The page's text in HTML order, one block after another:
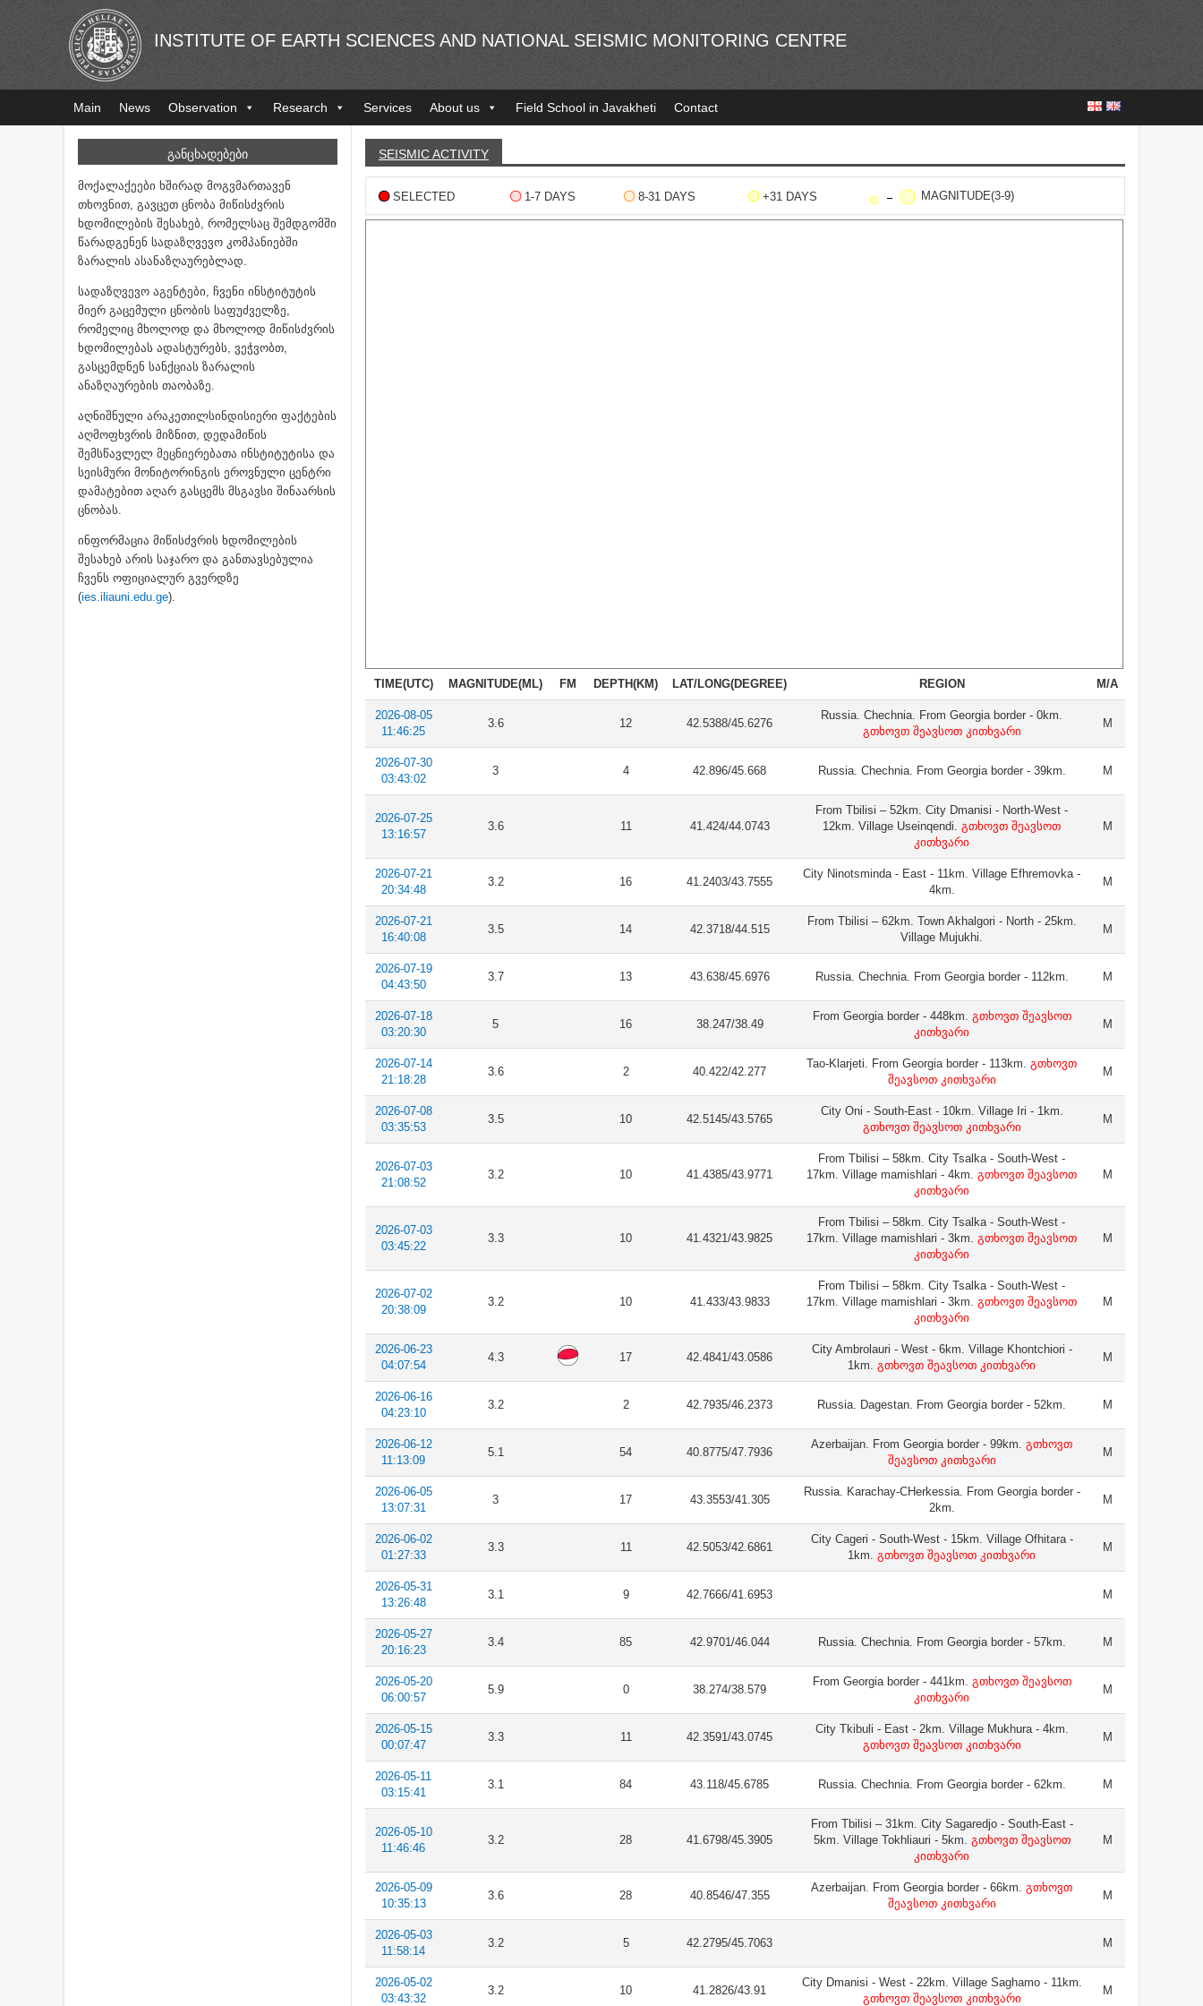
INSTITUTE OF EARTH SCIENCES AND NATIONAL SEISMIC MONITORING CENTRE
Main News Observation Research Services About us Field School in Javakheti Contact
ᲒᲐᲜᲪᲮᲐᲓᲔᲑᲔᲑᲘ
მოქალაქეები ხშირად მოგვმართავენ
თხოვნით, გავცეთ ცნობა მიწისძვრის
ხდომილების შესახებ, რომელსაც შემდგომში
წარადგენენ სადაზღვევო კომპანიებში
ზარალის ასანაზღაურებლად.
სადაზღვევო აგენტები, ჩვენი ინსტიტუტის
მიერ გაცემული ცნობის საფუძველზე,
რომელიც მხოლოდ და მხოლოდ მიწისძვრის
ხდომილებას ადასტურებს, ვეჭვობთ,
გასცემდნენ სანქციას ზარალის
ანაზღაურების თაობაზე.
აღნიშნული არაკეთილსინდისიერი ფაქტების
აღმოფხვრის მიზნით, დედამიწის
შემსწავლელ მეცნიერებათა ინსტიტუტისა და
სეისმური მონიტორინგის ეროვნული ცენტრი
დამატებით აღარ გასცემს მსგავსი შინაარსის
ცნობას.
ინფორმაცია მიწისძვრის ხდომილების
შესახებ არის საჯარო და განთავსებულია
ჩვენს ოფიციალურ გვერდზე
(ies.iliauni.edu.ge).
SEISMIC ACTIVITY
SELECTED 1-7 DAYS 8-31 DAYS +31 DAYS MAGNITUDE(3-9)
TIME(UTC) MAGNITUDE(ML) FM DEPTH(KM) LAT/LONG(DEGREE) REGION M/A
2026-08-05
11:46:25
3.6 12 42.5388/45.6276
Russia. Chechnia. From Georgia border - 0km.
გთხოვთ შეავსოთ კითხვარი
M
2026-07-30
03:43:02
3 4 42.896/45.668 Russia. Chechnia. From Georgia border - 39km. M
2026-07-25
13:16:57
3.6 11 41.424/44.0743
From Tbilisi – 52km. City Dmanisi - North-West -
12km. Village Useinqendi. გთხოვთ შეავსოთ
კითხვარი
M
2026-07-21
20:34:48
3.2 16 41.2403/43.7555
City Ninotsminda - East - 11km. Village Efhremovka -
4km.
M
2026-07-21
16:40:08
3.5 14 42.3718/44.515
From Tbilisi – 62km. Town Akhalgori - North - 25km.
Village Mujukhi.
M
2026-07-19
04:43:50
3.7 13 43.638/45.6976 Russia. Chechnia. From Georgia border - 112km. M
2026-07-18
03:20:30
5 16 38.247/38.49
From Georgia border - 448km. გთხოვთ შეავსოთ
კითხვარი
M
2026-07-14
21:18:28
3.6 2 40.422/42.277
Tao-Klarjeti. From Georgia border - 113km. გთხოვთ
შეავსოთ კითხვარი
M
2026-07-08
03:35:53
3.5 10 42.5145/43.5765
City Oni - South-East - 10km. Village Iri - 1km.
გთხოვთ შეავსოთ კითხვარი
M
2026-07-03
21:08:52
3.2 10 41.4385/43.9771
From Tbilisi – 58km. City Tsalka - South-West -
17km. Village mamishlari - 4km. გთხოვთ შეავსოთ
კითხვარი
M
2026-07-03
03:45:22
3.3 10 41.4321/43.9825
From Tbilisi – 58km. City Tsalka - South-West -
17km. Village mamishlari - 3km. გთხოვთ შეავსოთ
კითხვარი
M
2026-07-02
20:38:09
3.2 10 41.433/43.9833
From Tbilisi – 58km. City Tsalka - South-West -
17km. Village mamishlari - 3km. გთხოვთ შეავსოთ
კითხვარი
M
2026-06-23
04:07:54
4.3 17 42.4841/43.0586
City Ambrolauri - West - 6km. Village Khontchiori -
1km. გთხოვთ შეავსოთ კითხვარი
M
2026-06-16
04:23:10
3.2 2 42.7935/46.2373 Russia. Dagestan. From Georgia border - 52km. M
2026-06-12
11:13:09
5.1 54 40.8775/47.7936
Azerbaijan. From Georgia border - 99km. გთხოვთ
შეავსოთ კითხვარი
M
2026-06-05
13:07:31
3 17 43.3553/41.305
Russia. Karachay-CHerkessia. From Georgia border -
2km.
M
2026-06-02
01:27:33
3.3 11 42.5053/42.6861
City Cageri - South-West - 15km. Village Ofhitara -
1km. გთხოვთ შეავსოთ კითხვარი
M
2026-05-31
13:26:48
3.1 9 42.7666/41.6953 M
2026-05-27
20:16:23
3.4 85 42.9701/46.044 Russia. Chechnia. From Georgia border - 57km. M
2026-05-20
06:00:57
5.9 0 38.274/38.579
From Georgia border - 441km. გთხოვთ შეავსოთ
კითხვარი
M
2026-05-15
00:07:47
3.3 11 42.3591/43.0745
City Tkibuli - East - 2km. Village Mukhura - 4km.
გთხოვთ შეავსოთ კითხვარი
M
2026-05-11
03:15:41
3.1 84 43.118/45.6785 Russia. Chechnia. From Georgia border - 62km. M
2026-05-10
11:46:46
3.2 28 41.6798/45.3905
From Tbilisi – 31km. City Sagaredjo - South-East -
5km. Village Tokhliauri - 5km. გთხოვთ შეავსოთ
კითხვარი
M
2026-05-09
10:35:13
3.6 28 40.8546/47.355
Azerbaijan. From Georgia border - 66km. გთხოვთ
შეავსოთ კითხვარი
M
2026-05-03
11:58:14
3.2 5 42.2795/45.7063 M
2026-05-02
03:43:32
3.2 10 41.2826/43.91
City Dmanisi - West - 22km. Village Saghamo - 11km.
გთხოვთ შეავსოთ კითხვარი
M